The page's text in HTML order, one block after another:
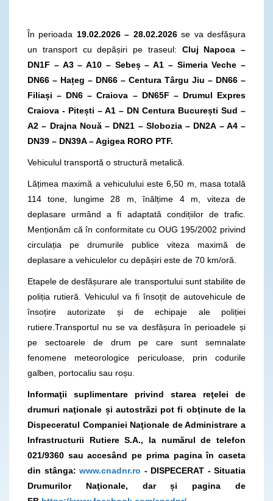
În perioada 19.02.2026 – 28.02.2026se va desfășura
un transport cu depășiri pe traseul: Cluj Napoca –
DN1F – A3 – A10 – Sebeș– A1 – Simeria Veche –
DN66 – Hațeg – DN66 – Centura Târgu Jiu – DN66 –
Filiași – DN6 – Craiova – DN65F – Drumul Expres
Craiova - Pitești – A1 – DN Centura București Sud –
A2 – Drajna Nouă – DN21 – Slobozia – DN2A – A4 –
DN39 – DN39A – Agigea RORO PTF.
Vehiculul transportă o structură metalică.
Lățimea maximă a vehiculului este 6,50 m, masa totală
114 tone, lungime 28 m, înălțime 4 m, viteza de
deplasare urmând a fi adaptată condițiilor de trafic.
Menționăm că în conformitate cu OUG 195/2002 privind
circulația pe drumurile publice viteza maximă de
deplasare a vehiculelor cu depășiri este de 70 km/oră.
Etapele de desfășurare ale transportului sunt stabilite de
poliția rutieră. Vehiculul va fi însoțit de autovehicule de
însoțire autorizate și de echipaje ale poliției
rutiere.Transportul nu se va desfășura în perioadele și
pe sectoarele de drum pe care sunt semnalate
fenomene meteorologice periculoase, prin codurile
galben, portocaliu sau roșu.
Informaţii suplimentare privind starea reţelei de
drumuri naţionale și autostrăzi pot fi obţinute de la
Dispeceratul Companiei Naţionale de Administrare a
Infrastructurii Rutiere S.A., la numărul de telefon
021/9360 sau accesând pe prima pagina în caseta
din stânga: www.cnadnr.ro - DISPECERAT - Situatia
Drumurilor Naţionale, dar și pagina de